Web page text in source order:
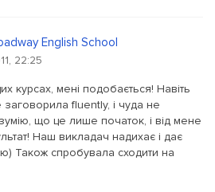
English School
22:25
курсах, мені подобається! Навіть
fluently, і чуда не
що це лише початок, і від мене
Наш викладач надихає і дає
Також спробувала сходити на